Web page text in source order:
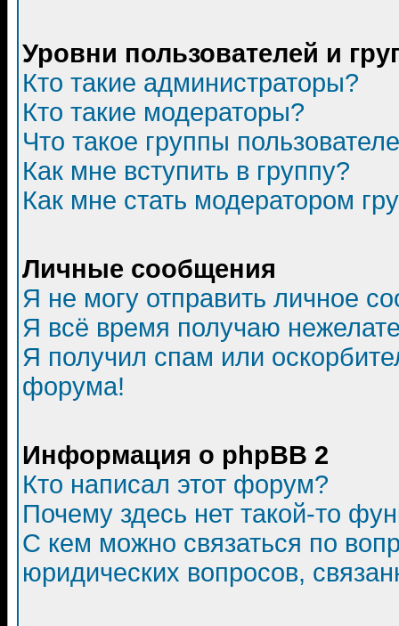
Уровни пользователей и
Кто такие администраторы?
Кто такие модераторы?
Что такое группы
Как мне вступить в группу?
Как мне стать модератором
Личные сообщения
Я не могу отправить личное
Я всё время получаю
Я получил спам или
форума!
Информация о phpBB 2
Кто написал этот форум?
Почему здесь нет такой-то
С кем можно связаться по
юридических вопросов,